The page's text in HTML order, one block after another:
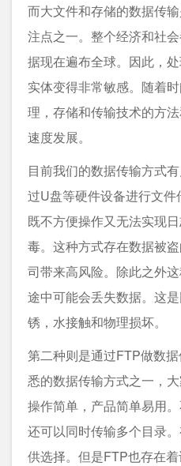
而大文件和存储的数据传
注点之一。整个经济和社
据现在遍布全球。因此，
实体变得非常敏感。随着
理，存储和传输技术的方
速度发展。
目前我们的数据传输方式
过U盘等硬件设备进行文
既不方便操作又无法实现
毒。这种方式存在数据被
司带来高风险。除此之外
途中可能会丢失数据。这
锈，水接触和物理损坏。
第二种则是通过FTP做数
悉的数据传输方式之一，
操作简单，产品简单易用
还可以同时传输多个目录
供选择。但是FTP也存在